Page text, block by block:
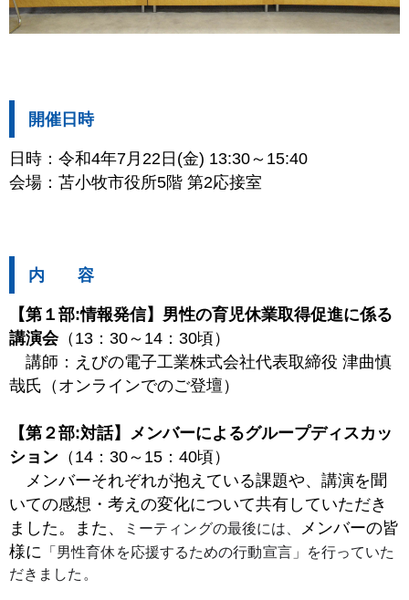
開催日時
日時：令和4年7月22日(金) 13:30～15:40
会場：苫小牧市役所5階 第2応接室
内 容
【第１部:情報発信】男性の育児休業取得促進に係る
講演会（13：30～14：30頃）
講師：えびの電子工業株式会社代表取締役 津曲慎
哉氏（オンラインでのご登壇）
【第２部:対話】メンバーによるグループディスカッ
ション （14：30～15：40頃）
メンバーそれぞれが抱えている課題や、講演を聞
いての感想・考えの変化について共有していただき
ました。また、
ミーティングの最後には、
メンバーの皆
様に
「男性育休を応援するための行動宣言」を行っていた
だきました。